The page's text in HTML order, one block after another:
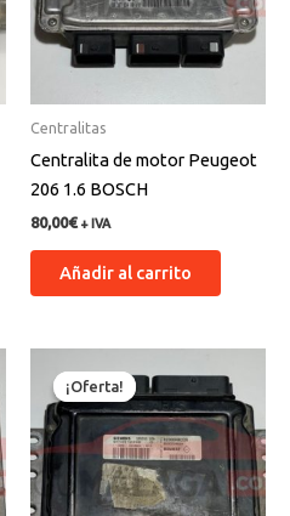
Centralitas
Centralita de motor Peugeot
206 1.6 BOSCH
80,00€ + IVA
Añadir al carrito
¡Oferta!
¡Oferta!
precio
original
era:
130,00€.
precio
actual
es:
125,00€.